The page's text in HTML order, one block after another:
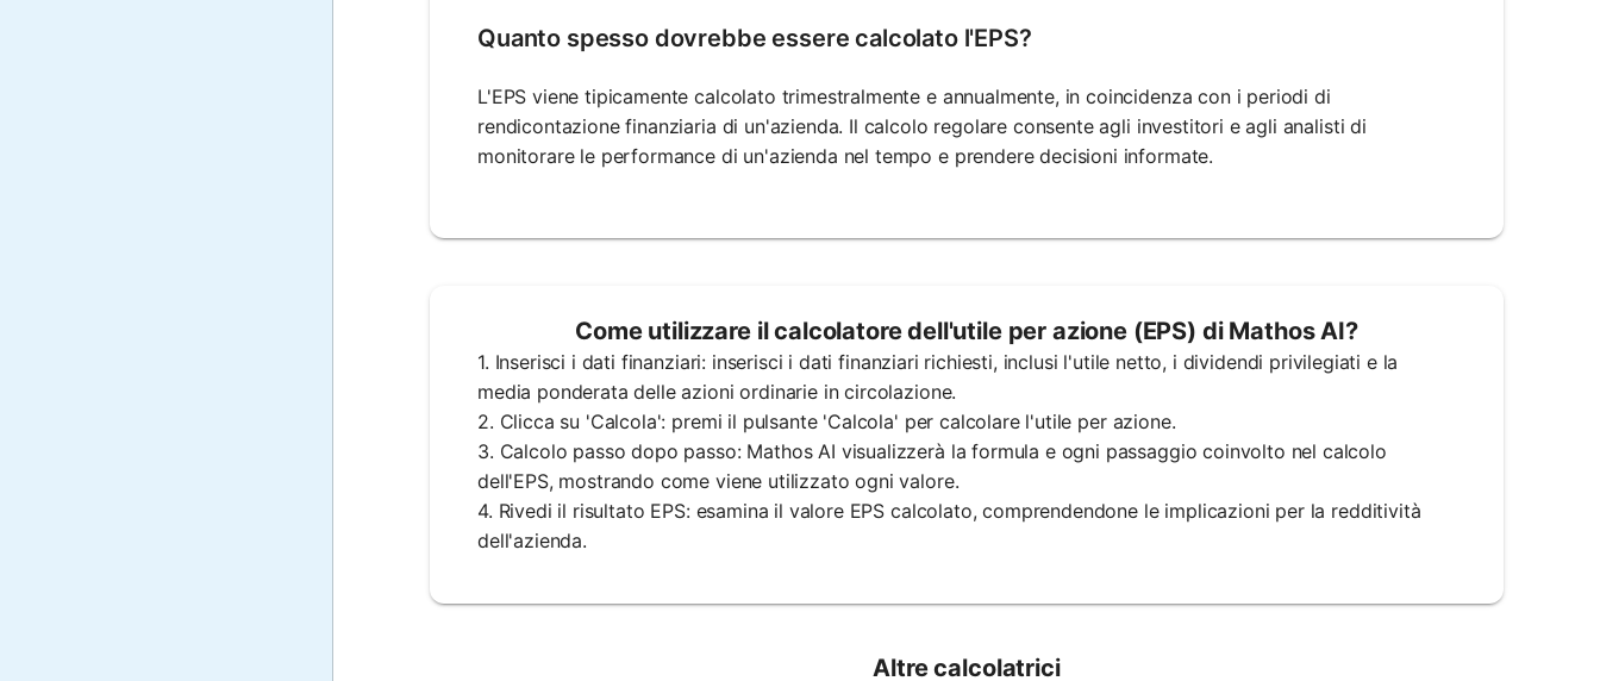
Quanto spesso dovrebbe essere calcolato l'EPS?
L'EPS viene tipicamente calcolato trimestralmente e annualmente, in coincidenza con i periodi di
rendicontazione finanziaria di un'azienda. Il calcolo regolare consente agli investitori e agli analisti di
monitorare le performance di un'azienda nel tempo e prendere decisioni informate.
Come utilizzare il calcolatore dell'utile per azione (EPS) di Mathos AI?
1. Inserisci i dati finanziari: inserisci i dati finanziari richiesti, inclusi l'utile netto, i dividendi privilegiati e la
media ponderata delle azioni ordinarie in circolazione.
2. Clicca su 'Calcola': premi il pulsante 'Calcola' per calcolare l'utile per azione.
3. Calcolo passo dopo passo: Mathos AI visualizzerà la formula e ogni passaggio coinvolto nel calcolo
dell'EPS, mostrando come viene utilizzato ogni valore.
4. Rivedi il risultato EPS: esamina il valore EPS calcolato, comprendendone le implicazioni per la redditività
dell'azienda.
Altre calcolatrici